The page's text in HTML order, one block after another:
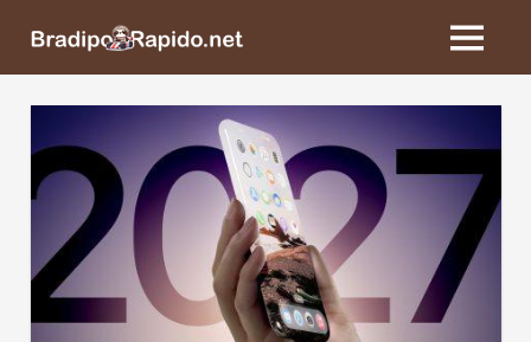
BradipoRapido.net
MENU